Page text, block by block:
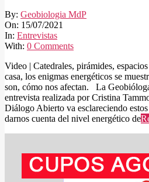
2021-
07-
15
By: Geobiologia MdP
On: 15/07/2021
In: Entrevistas
With: 0 Comments
Video | Catedrales, pirámides,
casa, los enigmas energéticos se
son, cómo nos afectan. La
entrevista realizada por Cristina
Diálogo Abierto va esclareciendo
darnos cuenta del nivel energético de